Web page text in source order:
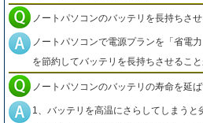
ノートパソコンのバッテリを長持ちさ
ノートパソコンで電源プランを「省電
を節約してバッテリを長持ちさせること
ノートパソコンのバッテリの寿命を延
1、バッテリを高温にさらしてしまうと